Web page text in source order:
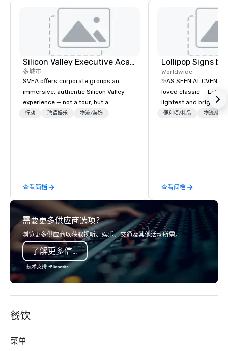
Silicon Valley Executive Academy
多城市
SVEA offers corporate groups an
immersive, authentic Silicon Valley
experience — not a tour, but a
transformation. We design and
offsites. Whether your group wants to
think like a Silicon Valley founder,
explore the mindsets driving the
world's fastest-growing companies,
or walk away with a practical
innovation playbook, SVEA delivers
programming that is memorable,
substantive, and uniquely rooted in
the Valley. Ideal for groups of 10–200.
Fully customizable by industry,
seniority, and objectives.
行动 聘请娱乐 物流/装饰
查看简档
Worldwide
✨AS SEEN AT CVENT
loved classic —
lightest and brightest
world • Open Seats in
information, or send
we will create an
presentation
便利项/礼品 物流/装饰
查看简档
需要更多供应商选项？
浏览更多供应商以获取视听、娱乐、交通及其他活动所需。
了解更多信息
技术支持
餐饮
菜单